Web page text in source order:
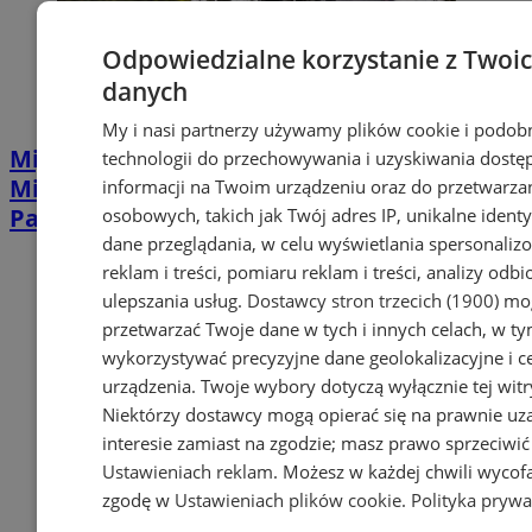
Mija 20 lat od katastrofy hali
Międzynarodowych Targów Katowickich.
Pamiętamy o ofiarach!
Odpowiedzialne korzystanie z
danych
My i nasi partnerzy używamy plików cookie i
technologii do przechowywania i uzyskiwania
informacji na Twoim urządzeniu oraz do
osobowych, takich jak Twój adres IP, unikalne
dane przeglądania, w celu wyświetlania
reklam i treści, pomiaru reklam i treści, analizy
ulepszania usług. Dostawcy stron trzecich (1900)
przetwarzać Twoje dane w tych i innych celach, w
wykorzystywać precyzyjne dane geolokalizacyjne i
urządzenia. Twoje wybory dotyczą wyłącznie tej
Niektórzy dostawcy mogą opierać się na prawnie
interesie zamiast na zgodzie; masz prawo
Ustawieniach reklam. Możesz w każdej chwili
zgodę w Ustawieniach plików cookie. Polityka